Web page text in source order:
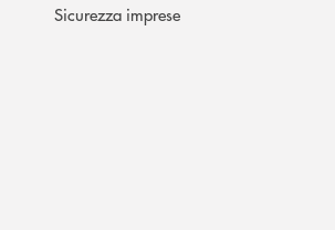
Sicurezza imprese